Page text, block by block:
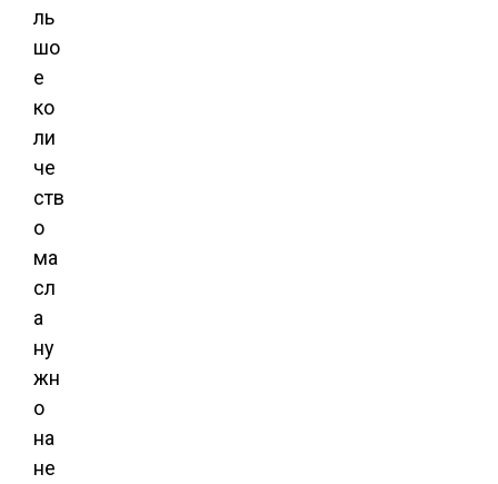
ль
шо
е
ко
ли
че
ств
о
ма
сл
а
ну
жн
о
на
не